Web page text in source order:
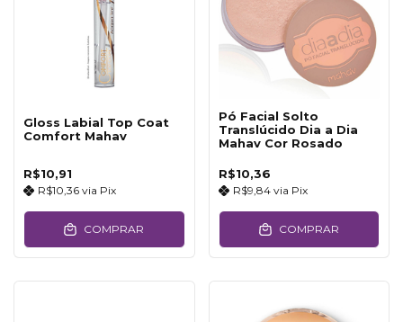
Gloss Labial Top Coat
Comfort Mahav
R$10,91
R$10,36 via Pix
COMPRAR
Pó Facial Solto
Translúcido Dia a Dia
Mahav Cor Rosado
R$10,36
R$9,84 via Pix
COMPRAR